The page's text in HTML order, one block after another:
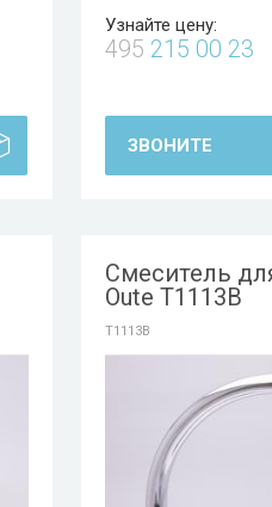
Узнайте цену:
495 215 00 23
ЗВОНИТЕ
Смеситель
Oute T1113B
T1113B